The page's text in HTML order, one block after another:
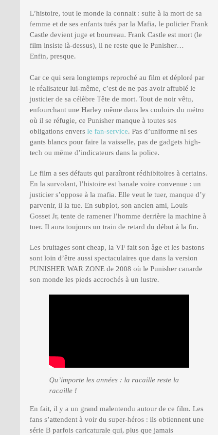
L’histoire, tout le monde la connait : suite à la mort de sa
femme et de ses enfants tués par la Mafia, le policier Frank
Castle devient juge et bourreau. Frank Castle est mort (le
film insiste là-dessus), il ne reste que le Punisher…
Enfin, presque.
Car ce qui sera longtemps reproché au film et déploré par
le réalisateur lui-même, c’est de ne pas avoir affublé le
justicier de sa célèbre Tête de mort. Tout de noir vêtu,
enfourchant une Harley même dans les couloirs du métro
où il se réfugie, ce Punisher manque à toutes ses
obligations envers le fan-service. Pas d’uniforme ni ses
gants blancs pour faire la vaisselle, pas de gadgets high-
tech ou même d’indicateurs dans la police.
Le film a ses défauts qui paraîtront rédhibitoires à certains.
En la survolant, l’histoire est banale voire convenue : un
justicier s’oppose à la mafia. Elle veut le tuer, manque d’y
parvenir, il la tue. En subplot, son ancien ami, Louis
Gosset Jr, tente de ramener l’homme derrière la machine à
tuer. Il aura toujours un train de retard du début à la fin.
Les bruitages sont cheap, la VF fait son âge et les bastons
sont loin d’être aussi spectaculaires que dans la version
PUNISHER WAR ZONE de 2008 où le Punisher canarde
son monde les pieds accrochés à un lustre.
Qu’importe les années : la racaille reste la
racaille !
En fait, il y a un grand malentendu autour de ce film. Les
fans s’attendent à voir du super-héros : ils obtiennent une
série B parfois caricaturale qui, plus que jamais